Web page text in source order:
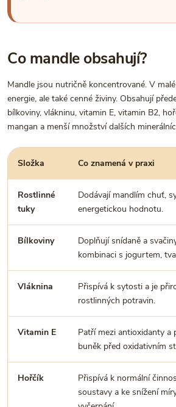
Co mandle obsahují?
Mandle jsou nutričně koncentrované. V
energie, ale také cenné živiny. Obsahují
bílkoviny, vlákninu, vitamin E, vitamin B2,
mangan a menší množství dalších
Složka Co znamená v praxi
Rostlinné
tuky
Dodávají mandlím chuť,
energetickou hodnotu.
Bílkoviny
Doplňují snídaně a
kombinaci s jogurtem,
Vláknina
Přispívá k sytosti a je
rostlinných potravin.
Vitamin E
Patří mezi antioxidanty a
buněk před oxidativním
Hořčík
Přispívá k normální
soustavy a ke snížení